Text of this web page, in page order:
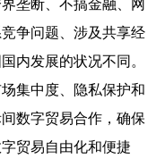
垄断、不搞金融、网
争问题、涉及共享经
内发展的状况不同。
集中度、隐私保护和
数字贸易合作，确保
贸易自由化和便捷